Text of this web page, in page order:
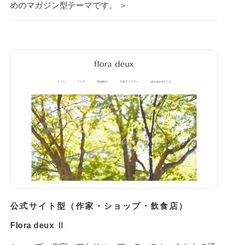
めのマガジン型テーマです。 ＞
公式サイト型（作家・ショップ・飲食店）
Flora deux Ⅱ